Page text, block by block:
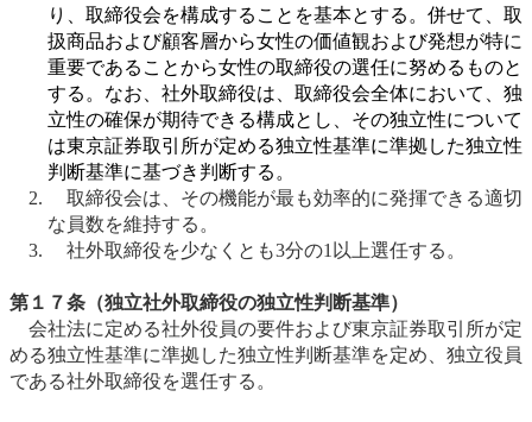
り、取締役会を構成することを基本とする。併せて、取
扱商品および顧客層から女性の価値観および発想が特に
重要であることから女性の取締役の選任に努めるものと
する。なお、社外取締役は、取締役会全体において、独
立性の確保が期待できる構成とし、その独立性について
は東京証券取引所が定める独立性基準に準拠した独立性
判断基準に基づき判断する。
取締役会は、その機能が最も効率的に発揮できる適切
な員数を維持する。
社外取締役を少なくとも3分の1以上選任する。
第１７条（独立社外取締役の独立性判断基準）
会社法に定める社外役員の要件および東京証券取引所が定
める独立性基準に準拠した独立性判断基準を定め、独立役員
である社外取締役を選任する。